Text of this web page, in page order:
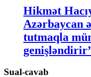
Hikmət
Azərbaycan
tutmaqla
Sual-cavab